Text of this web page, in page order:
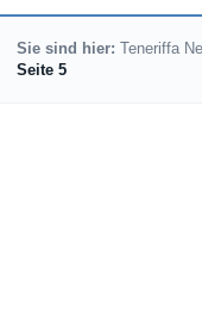
Sie sind hier: Teneriffa
Seite 5